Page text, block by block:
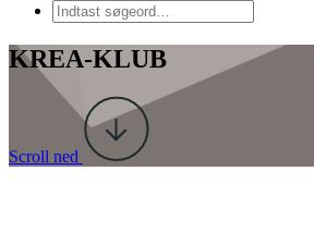
KREA-KLUB
Scroll ned